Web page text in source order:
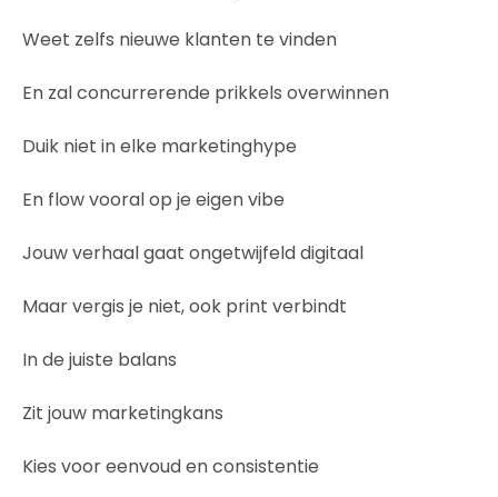
Weet zelfs nieuwe klanten te vinden
En zal concurrerende prikkels overwinnen
Duik niet in elke marketinghype
En flow vooral op je eigen vibe
Jouw verhaal gaat ongetwijfeld digitaal
Maar vergis je niet, ook print verbindt
In de juiste balans
Zit jouw marketingkans
Kies voor eenvoud en consistentie